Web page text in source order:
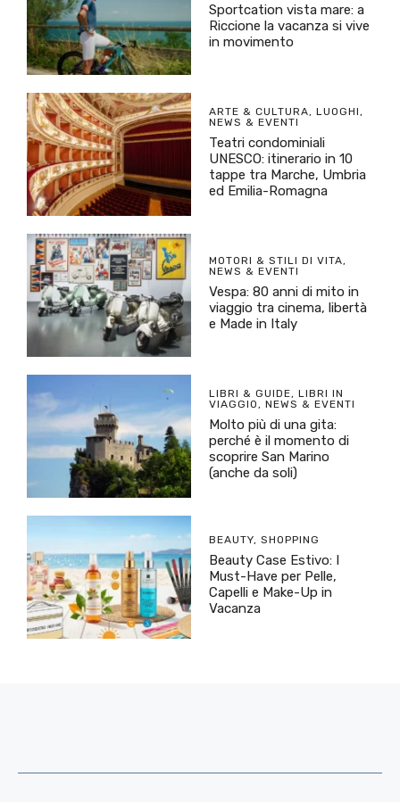
Sportcation vista mare: a
Riccione la vacanza si vive
in movimento
ARTE & CULTURA, LUOGHI ,
NEWS & EVENTI
Teatri condominiali
UNESCO: itinerario in 10
tappe tra Marche, Umbria
ed Emilia-Romagna
MOTORI & STILI DI VITA,
NEWS & EVENTI
Vespa: 80 anni di mito in
viaggio tra cinema, libertà
e Made in Italy
LIBRI & GUIDE, LIBRI IN
VIAGGIO , NEWS & EVENTI
Molto più di una gita:
perché è il momento di
scoprire San Marino
(anche da soli)
BEAUTY, SHOPPING
Beauty Case Estivo: I
Must-Have per Pelle,
Capelli e Make-Up in
Vacanza